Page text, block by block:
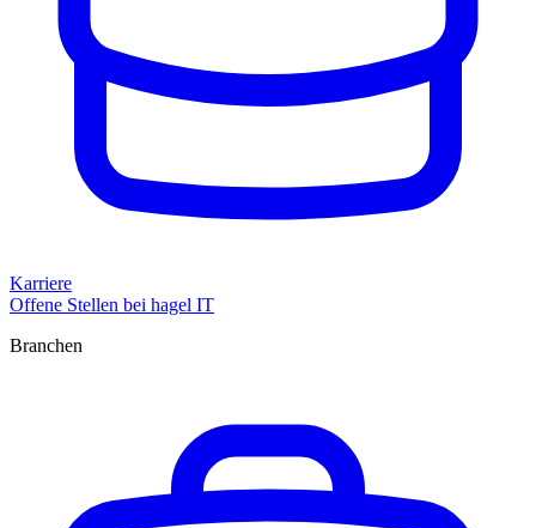
Karriere
Offene Stellen bei hagel IT
Branchen